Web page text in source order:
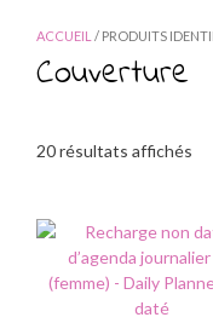
ACCUEIL / PRODUITS
Couverture
20 résultats affichés
au